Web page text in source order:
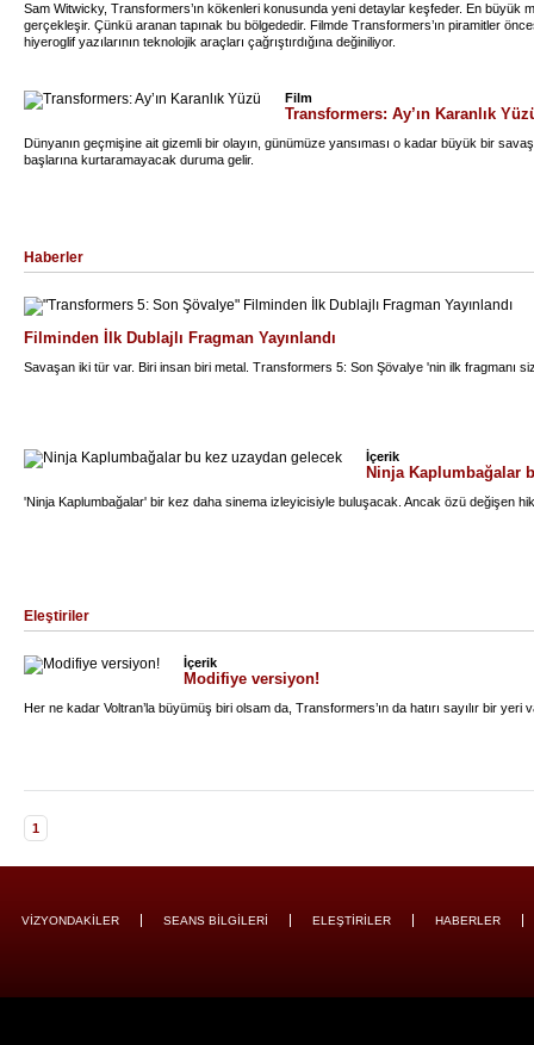
Sam Witwicky, Transformers’ın kökenleri konusunda yeni detaylar keşfeder. En büyük
gerçekleşir. Çünkü aranan tapınak bu bölgededir. Filmde Transformers’ın piramitler
hiyeroglif yazılarının teknolojik araçları çağrıştırdığına değiniliyor.
Film
Transformers: Ay’ın Karanlık
Dünyanın geçmişine ait gizemli bir olayın, günümüze yansıması o kadar büyük bir
başlarına kurtaramayacak duruma gelir.
Haberler
Filminden İlk Dublajlı Fragman Yayınlandı
Savaşan iki tür var. Biri insan biri metal. Transformers 5: Son Şövalye 'nin ilk fragmanı
İçerik
Ninja Kaplumbağalar
'Ninja Kaplumbağalar' bir kez daha sinema izleyicisiyle buluşacak. Ancak özü değişen
Eleştiriler
İçerik
Modifiye versiyon!
Her ne kadar Voltran’la büyümüş biri olsam da, Transformers’ın da hatırı sayılır bir yeri
1
VİZYONDAKİLER SEANS BİLGİLERİ ELEŞTİRİLER HABERLER